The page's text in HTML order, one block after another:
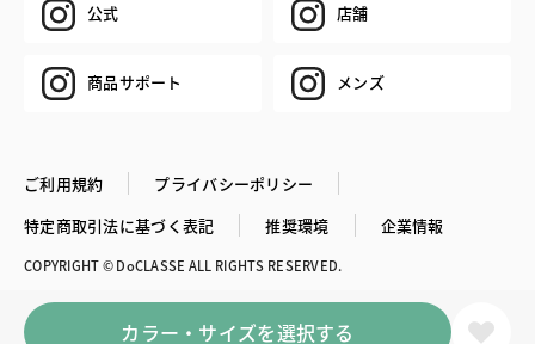
カラー・サイズを選択する
公式 店舗
商品サポート メンズ
ご利用規約
プライバシーポリシー
特定商取引法に基づく表記
推奨環境 企業情報
COPYRIGHT © DoCLASSE ALL RIGHTS RESERVED.